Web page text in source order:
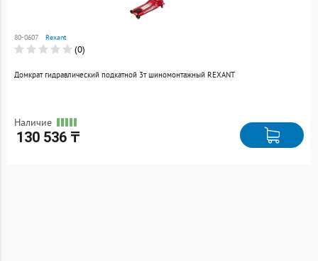
80-0607 Rexant
(0)
Домкрат гидравлический подкатной 3т шиномонтажный REXANT
Наличие
130 536 ₸